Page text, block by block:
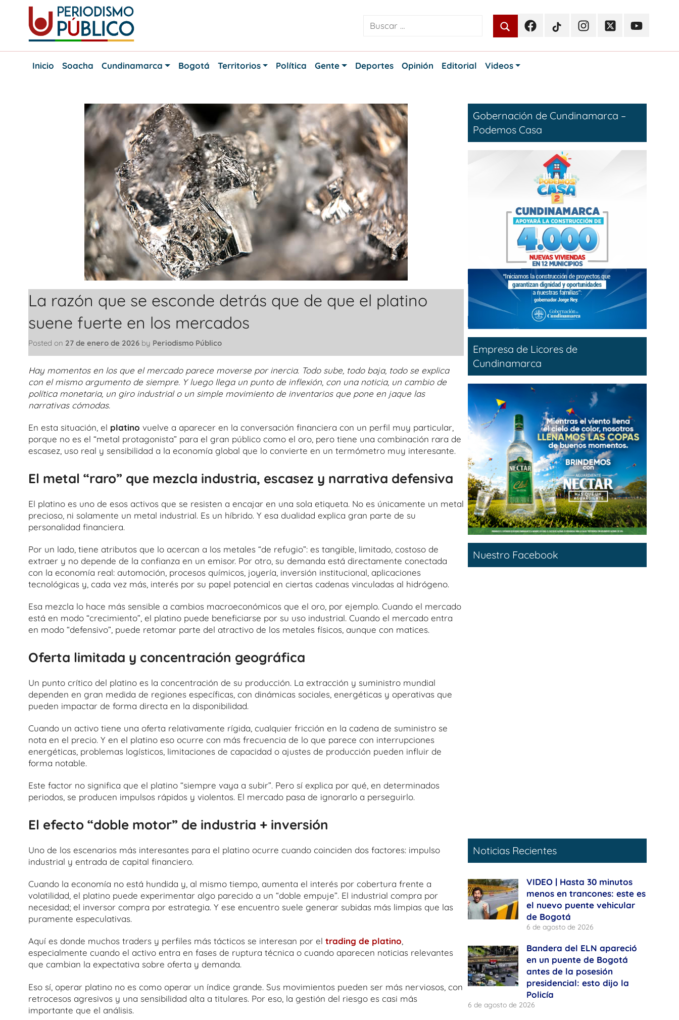
content
Periodismo
Noticias
FacebookTikTokInstagramTwitterYoutube
Inicio
Soacha Cundinamarca Bogotá Territorios Política Gente Deportes Opinión Editorial Videos
La razón que se esconde detrás que de que el platino
suene fuerte en los mercados
Posted on 27 de enero de 2026 by Periodismo Público
Hay momentos en los que el mercado parece moverse por inercia. Todo sube, todo baja, todo se explica
con el mismo argumento de siempre. Y luego llega un punto de inflexión, con una noticia, un cambio de
política monetaria, un giro industrial o un simple movimiento de inventarios que pone en jaque las
narrativas cómodas.
En esta situación, el platino vuelve a aparecer en la conversación financiera con un perfil muy particular,
porque no es el “metal protagonista” para el gran público como el oro, pero tiene una combinación rara de
escasez, uso real y sensibilidad a la economía global que lo convierte en un termómetro muy interesante.
El metal “raro” que mezcla industria, escasez y narrativa defensiva
El platino es uno de esos activos que se resisten a encajar en una sola etiqueta. No es únicamente un metal
precioso, ni solamente un metal industrial. Es un híbrido. Y esa dualidad explica gran parte de su
personalidad financiera.
Por un lado, tiene atributos que lo acercan a los metales “de refugio”: es tangible, limitado, costoso de
extraer y no depende de la confianza en un emisor. Por otro, su demanda está directamente conectada
con la economía real: automoción, procesos químicos, joyería, inversión institucional, aplicaciones
tecnológicas y, cada vez más, interés por su papel potencial en ciertas cadenas vinculadas al hidrógeno.
Esa mezcla lo hace más sensible a cambios macroeconómicos que el oro, por ejemplo. Cuando el mercado
está en modo “crecimiento”, el platino puede beneficiarse por su uso industrial. Cuando el mercado entra
en modo “defensivo”, puede retomar parte del atractivo de los metales físicos, aunque con matices.
Oferta limitada y concentración geográfica
Un punto crítico del platino es la concentración de su producción. La extracción y suministro mundial
dependen en gran medida de regiones específicas, con dinámicas sociales, energéticas y operativas que
pueden impactar de forma directa en la disponibilidad.
Cuando un activo tiene una oferta relativamente rígida, cualquier fricción en la cadena de suministro se
nota en el precio. Y en el platino eso ocurre con más frecuencia de lo que parece con interrupciones
energéticas, problemas logísticos, limitaciones de capacidad o ajustes de producción pueden influir de
forma notable.
Este factor no significa que el platino “siempre vaya a subir”. Pero sí explica por qué, en determinados
periodos, se producen impulsos rápidos y violentos. El mercado pasa de ignorarlo a perseguirlo.
El efecto “doble motor” de industria + inversión
Uno de los escenarios más interesantes para el platino ocurre cuando coinciden dos factores: impulso
industrial y entrada de capital financiero.
Cuando la economía no está hundida y, al mismo tiempo, aumenta el interés por cobertura frente a
volatilidad, el platino puede experimentar algo parecido a un “doble empuje”. El industrial compra por
necesidad; el inversor compra por estrategia. Y ese encuentro suele generar subidas más limpias que las
puramente especulativas.
Aquí es donde muchos traders y perfiles más tácticos se interesan por el trading de platino,
especialmente cuando el activo entra en fases de ruptura técnica o cuando aparecen noticias relevantes
que cambian la expectativa sobre oferta y demanda.
Eso sí, operar platino no es como operar un índice grande. Sus movimientos pueden ser más nerviosos, con
retrocesos agresivos y una sensibilidad alta a titulares. Por eso, la gestión del riesgo es casi más
importante que el análisis.
Gobernación de Cundinamarca –
Podemos Casa
Empresa de Licores de
Cundinamarca
Nuestro Facebook
Noticias Recientes
VIDEO | Hasta 30 minutos
menos en trancones: este es
el nuevo puente vehicular
de Bogotá
6 de agosto de 2026
Bandera del ELN apareció
en un puente de Bogotá
antes de la posesión
presidencial: esto dijo la
Policía
6 de agosto de 2026